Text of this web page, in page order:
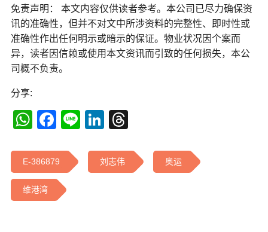
免责声明： 本文内容仅供读者参考。本公司已尽力确保资
讯的准确性，但并不对文中所涉资料的完整性、即时性或
准确性作出任何明示或暗示的保证。物业状况因个案而
异，读者因信赖或使用本文资讯而引致的任何损失，本公
司概不负责。
分享:
WhatsApp
Facebook
LineLinkedIn
E-386879 刘志伟 奥运
维港湾